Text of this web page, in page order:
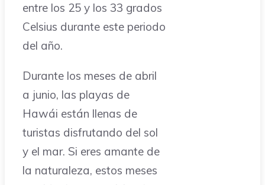
entre los 25 y los 33 grados
Celsius durante este periodo
del año.
Durante los meses de abril
a junio, las playas de
Hawái están llenas de
turistas disfrutando del sol
y el mar. Si eres amante de
la naturaleza, estos meses